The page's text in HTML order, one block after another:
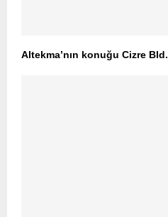
Altekma’nın konuğu Cizre Bld.